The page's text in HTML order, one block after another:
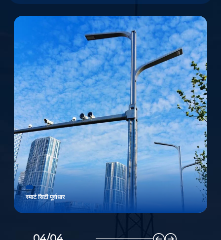
स्मार्ट सिटी पूर्वाधार